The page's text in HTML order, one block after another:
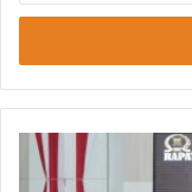
Anda